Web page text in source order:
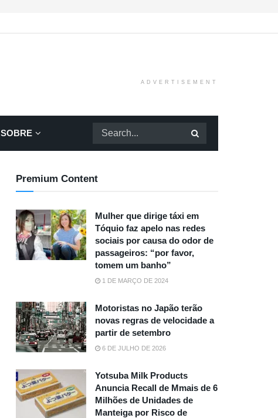
ADVERTISEMENT
SOBRE
Premium Content
Mulher que dirige táxi em
Tóquio faz apelo nas redes
sociais por causa do odor de
passageiros: “por favor,
tomem um banho”
1 DE MARÇO DE 2024
Motoristas no Japão terão
novas regras de velocidade a
partir de setembro
6 DE JULHO DE 2026
Yotsuba Milk Products
Anuncia Recall de Mmais de 6
Milhões de Unidades de
Manteiga por Risco de